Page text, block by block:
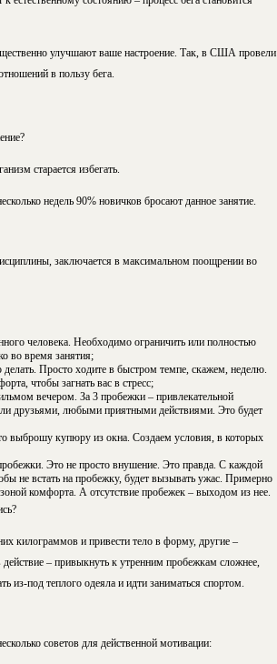
улучшают ваше настроение. Так, в США провели
в пользу бега.
старается избегать.
недель 90% новичков бросают данное занятие.
заключается в максимальном поощрении во
человека. Необходимо ограничить или полностью
во время занятия;
Просто ходите в быстром темпе, скажем, неделю.
чтобы загнать вас в стресс;
вечером. За 3 пробежки – привлекательной
друзьями, любыми приятными действиями. Это будет
выброшу купюру из окна. Создаем условия, в которых
Это не просто внушение. Это правда. С каждой
не встать на пробежку, будет вызывать ужас. Примерно
комфорта. А отсутствие пробежек – выходом из нее.
килограммов и привести тело в форму, другие –
действие – привыкнуть к утренним пробежкам сложнее,
из-под теплого одеяла и идти заниматься спортом.
советов для действенной мотивации: